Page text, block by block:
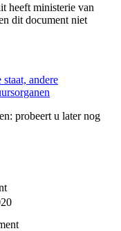
heeft ministerie van
dit document niet
andere
probeert u later nog